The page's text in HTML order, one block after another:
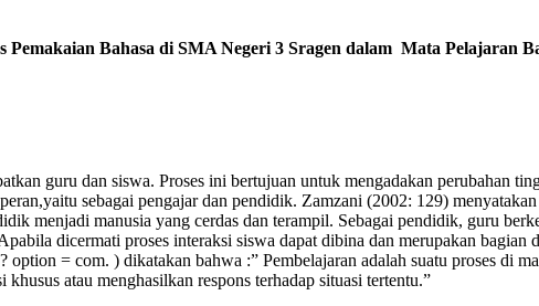
Bahasa di SMA Negeri 3 Sragen dalam Mata Pelajaran
guru dan siswa. Proses ini bertujuan untuk mengadakan perubahan
sebagai pengajar dan pendidik. Zamzani (2002: 129)
menjadi manusia yang cerdas dan terampil. Sebagai pendidik, guru
dicermati proses interaksi siswa dapat dibina dan merupakan bagian
= com. ) dikatakan bahwa :” Pembelajaran adalah suatu proses di
atau menghasilkan respons terhadap situasi tertentu.”